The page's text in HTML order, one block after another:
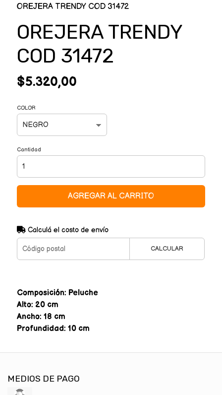
OREJERA TRENDY COD 31472
OREJERA TRENDY
COD 31472
$5.320,00
COLOR
Cantidad
AGREGAR AL CARRITO
Calculá el costo de envío
CALCULAR
Composición: Peluche
Alto: 20 cm
Ancho: 18 cm
Profundidad: 10 cm
MEDIOS DE PAGO